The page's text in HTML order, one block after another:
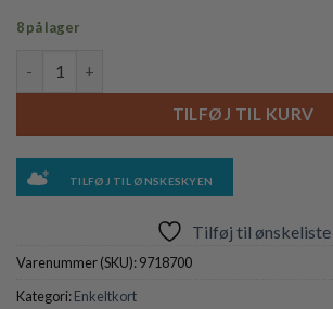
8 på lager
TILFØJ TIL KURV
TILFØJ TIL ØNSKESKYEN
Tilføj til ønskeliste
Varenummer (SKU):9718700
Kategori:Enkeltkort